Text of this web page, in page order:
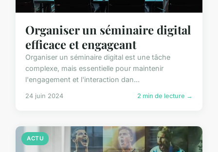
Organiser un séminaire digital
efficace et engageant
Organiser un séminaire digital est une tâche
complexe, mais essentielle pour maintenir
l'engagement et l'interaction dan...
24 juin 2024 2 min de lecture →
ACTU